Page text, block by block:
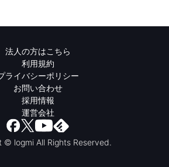
法人の方はこちら
利用規約
ライバシーポリシー
お問い合わせ
採用情報
運営会社
© logmi All Rights Reserved.